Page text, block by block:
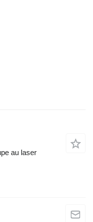
au laser